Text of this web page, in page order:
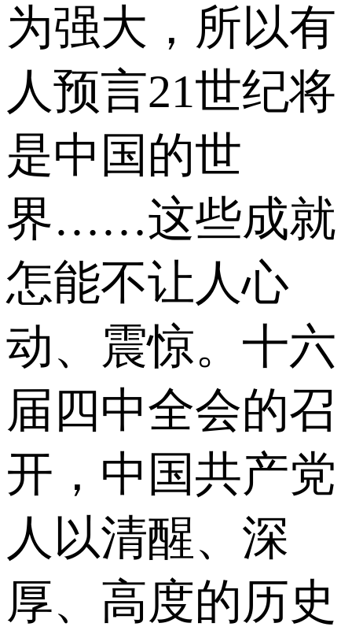
为强大，所以有
人预言21世纪将
是中国的世
界……这些成就
怎能不让人心
动、震惊。十六
届四中全会的召
开，中国共产党
人以清醒、深
厚、高度的历史